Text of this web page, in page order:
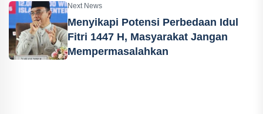
Next News
Menyikapi Potensi Perbedaan Idul
Fitri 1447 H, Masyarakat Jangan
Mempermasalahkan